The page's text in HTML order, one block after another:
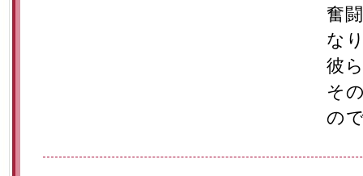
奮
な
彼
そ
の